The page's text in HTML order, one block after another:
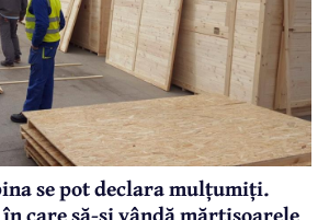
se pot declara mulțumiți.